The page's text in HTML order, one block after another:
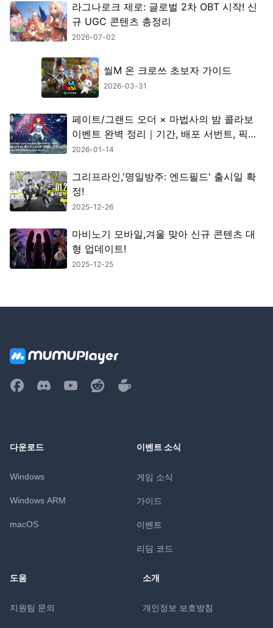
라그나로크 제로: 글로벌 2차 OBT 시작! 신
규 UGC 콘텐츠 총정리
2026-07-02
씰M 온 크로쓰 초보자 가이드
2026-03-31
페이트/그랜드 오더 × 마법사의 밤 콜라보
이벤트 완벽 정리｜기간, 배포 서번트, 픽업
정보 총정리
2026-01-14
그리프라인,'명일방주: 엔드필드' 출시일 확
정!
2025-12-26
마비노기 모바일,겨울 맞아 신규 콘텐츠 대
형 업데이트!
2025-12-25
다운로드
Windows
Windows ARM
macOS
이벤트 소식
게임 소식
가이드
이벤트
리딤 코드
도움
지원팀 문의
소개
개인정보 보호방침